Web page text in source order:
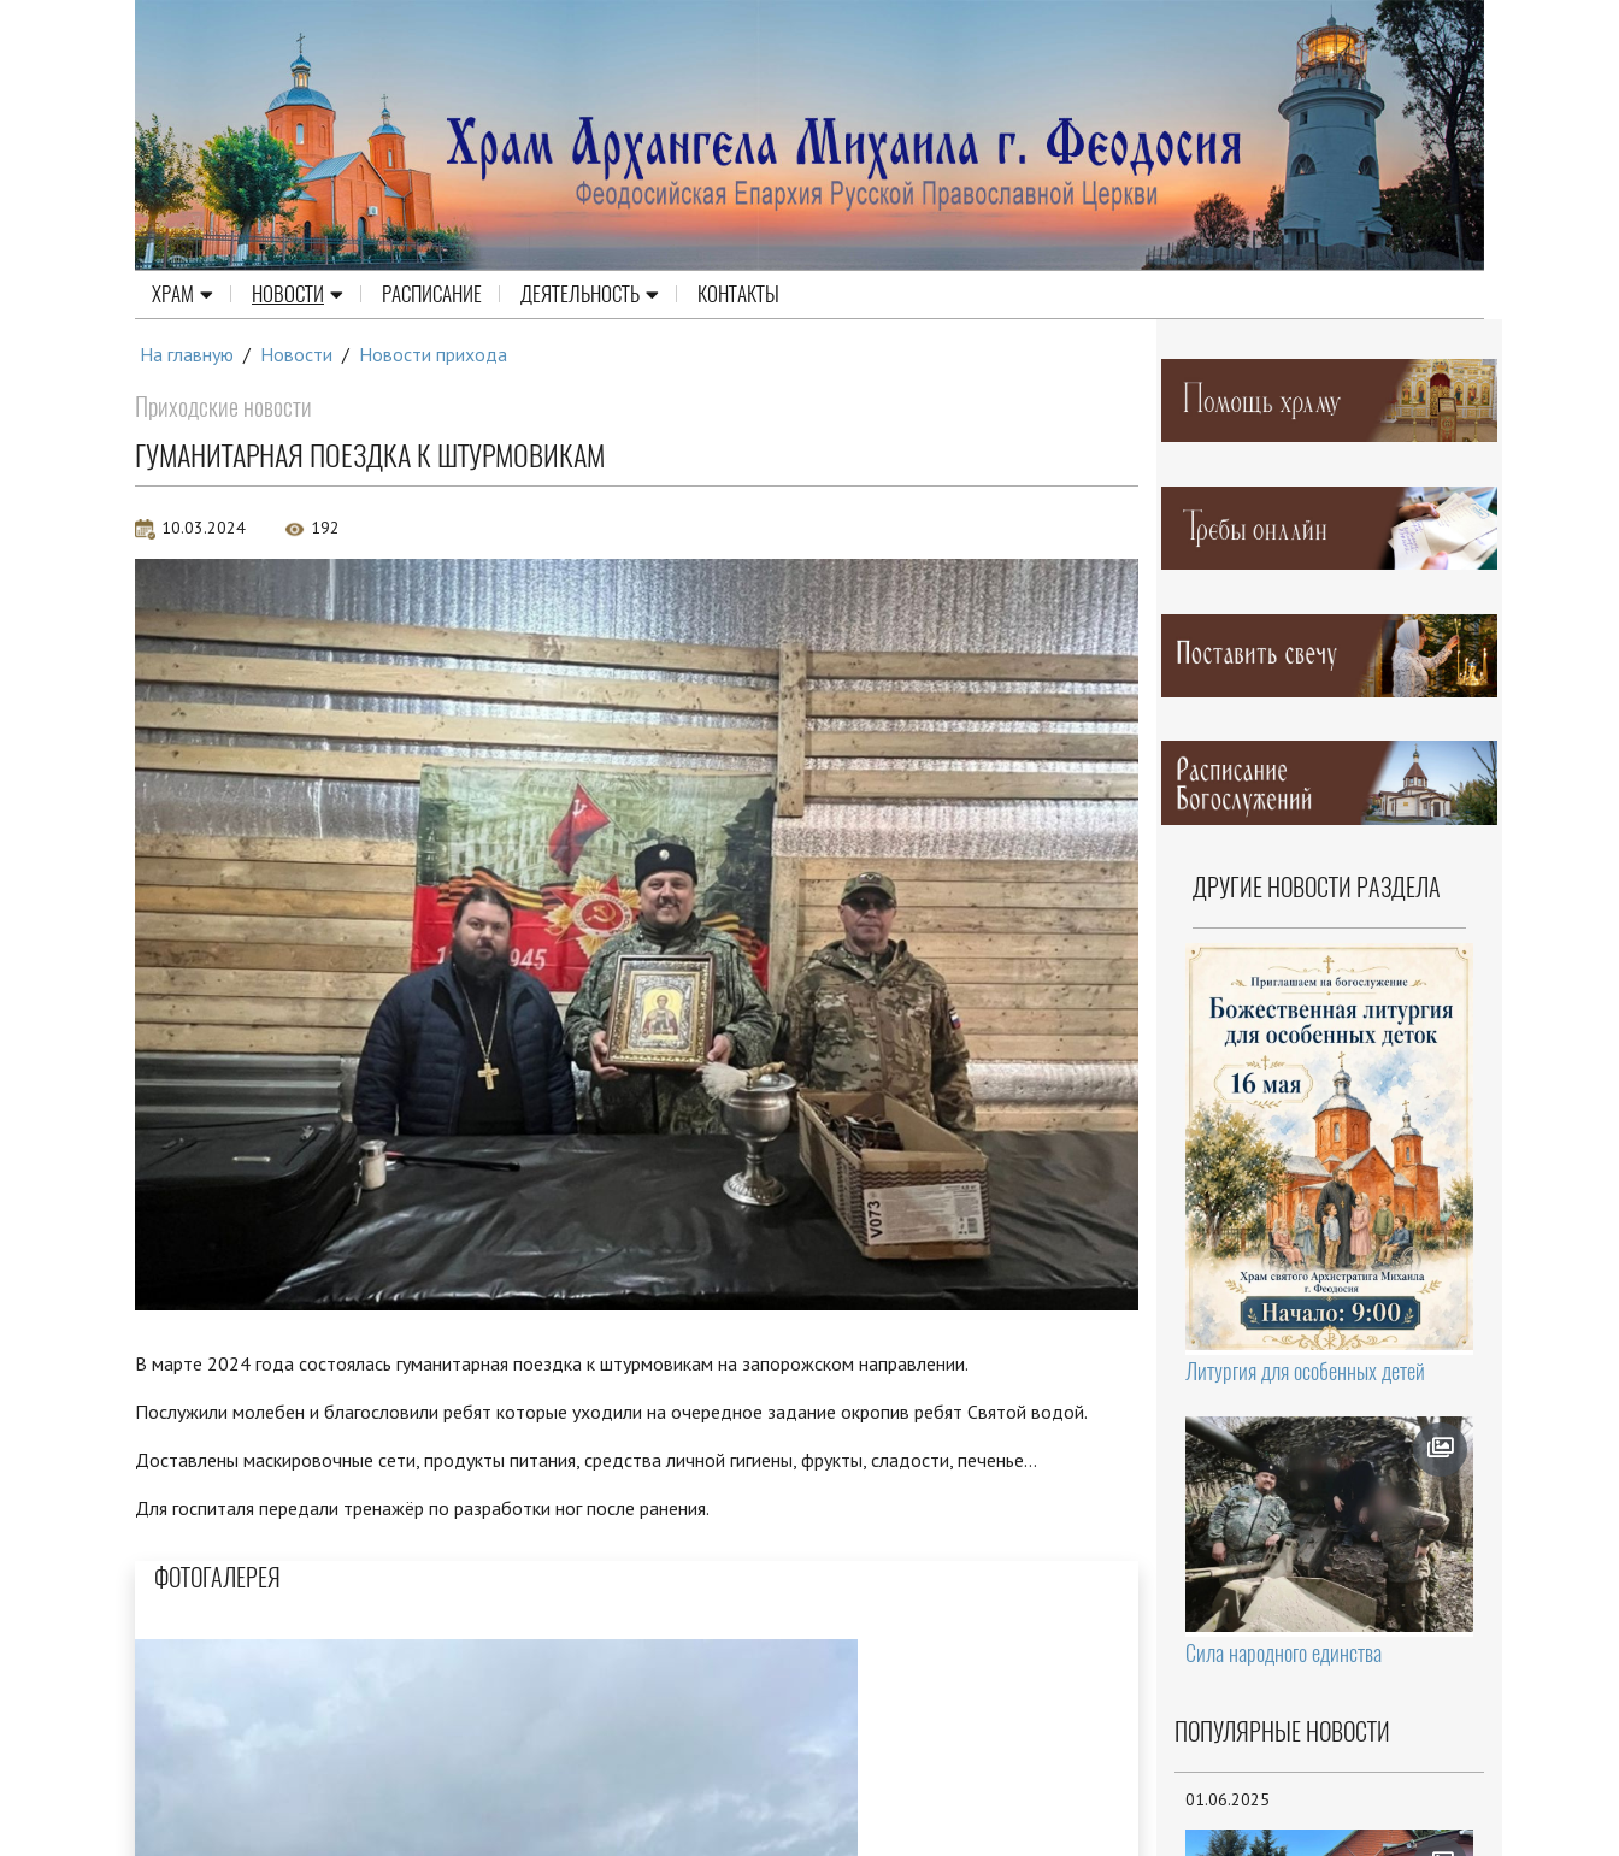
ХРАМ НОВОСТИ РАСПИСАНИЕ ДЕЯТЕЛЬНОСТЬ КОНТАКТЫ
На главную / Новости / Новости прихода
Приходские новости
ГУМАНИТАРНАЯ ПОЕЗДКА К ШТУРМОВИКАМ
10.03.2024 192
В марте 2024 года состоялась гуманитарная поездка к штурмовикам на запорожском направлении.
Послужили молебен и благословили ребят которые уходили на очередное задание окропив ребят Святой водой.
Доставлены маскировочные сети, продукты питания, средства личной гигиены, фрукты, сладости, печенье…
Для госпиталя передали тренажёр по разработки ног после ранения.
ФОТОГАЛЕРЕЯ
ДРУГИЕ НОВОСТИ РАЗДЕЛА
Литургия для особенных детей
Сила народного единства
ПОПУЛЯРНЫЕ НОВОСТИ
01.06.2025